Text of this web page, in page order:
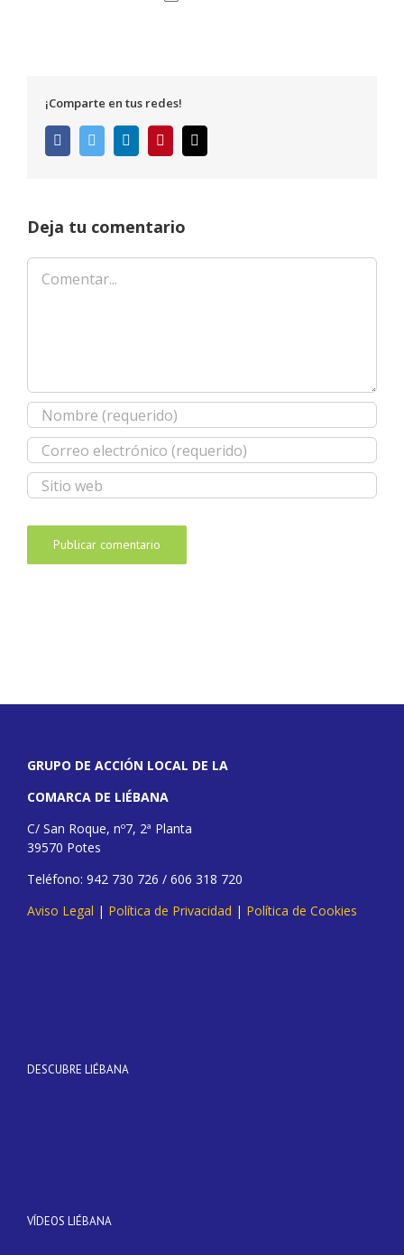
¡Comparte en tus redes!
FacebookTwitter LinkedInPinterest
electrónico
Deja tu comentario
Comentar
GRUPO DE ACCIÓN LOCAL DE LA
COMARCA DE LIÉBANA
C/ San Roque, nº7, 2ª Planta
39570 Potes
Teléfono: 942 730 726 / 606 318 720
Aviso Legal | Política de Privacidad | Política de Cookies
DESCUBRE LIÉBANA
VÍDEOS LIÉBANA